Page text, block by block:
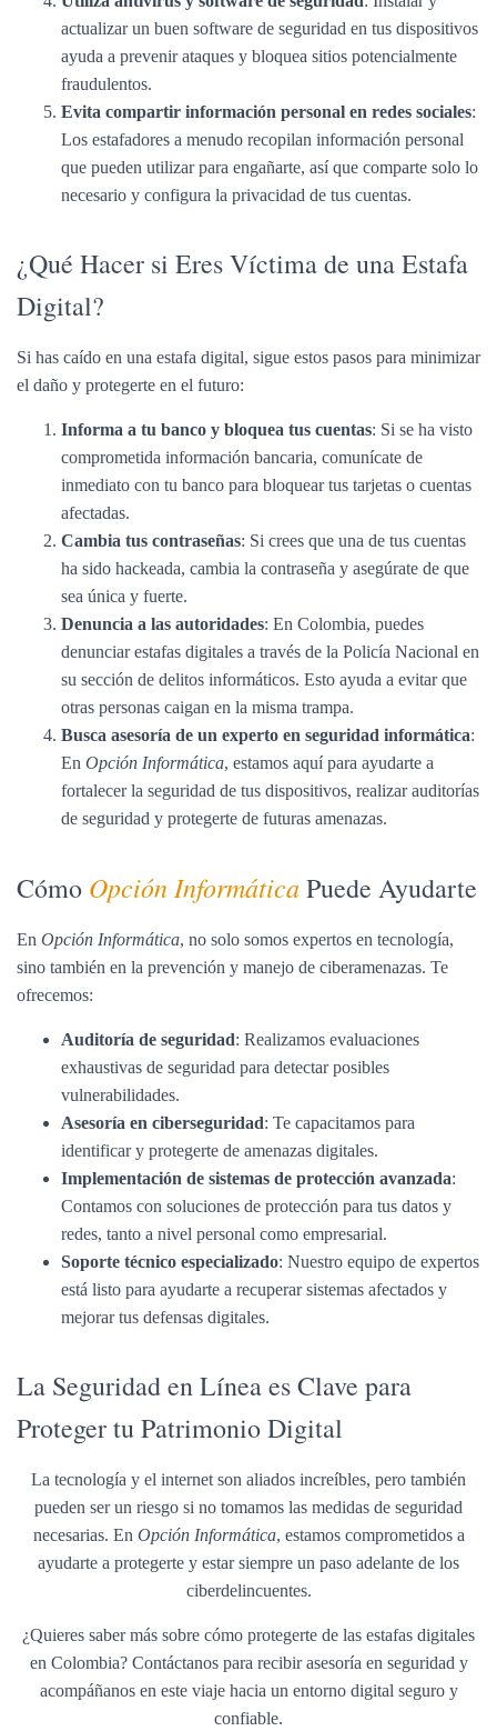
actualizar un buen software de seguridad en tus dispositivos
ayuda a prevenir ataques y bloquea sitios potencialmente
fraudulentos.
Evita compartir información personal en redes sociales:
Los estafadores a menudo recopilan información personal
que pueden utilizar para engañarte, así que comparte solo lo
necesario y configura la privacidad de tus cuentas.
¿Qué Hacer si Eres Víctima de una Estafa
Digital?
Si has caído en una estafa digital, sigue estos pasos para minimizar
el daño y protegerte en el futuro:
Informa a tu banco y bloquea tus cuentas: Si se ha visto
comprometida información bancaria, comunícate de
inmediato con tu banco para bloquear tus tarjetas o cuentas
afectadas.
Cambia tus contraseñas: Si crees que una de tus cuentas
ha sido hackeada, cambia la contraseña y asegúrate de que
sea única y fuerte.
Denuncia a las autoridades: En Colombia, puedes
denunciar estafas digitales a través de la Policía Nacional en
su sección de delitos informáticos. Esto ayuda a evitar que
otras personas caigan en la misma trampa.
Busca asesoría de un experto en seguridad informática:
En Opción Informática, estamos aquí para ayudarte a
fortalecer la seguridad de tus dispositivos, realizar auditorías
de seguridad y protegerte de futuras amenazas.
Cómo Opción InformáticaPuede Ayudarte
En Opción Informática, no solo somos expertos en tecnología,
sino también en la prevención y manejo de ciberamenazas. Te
ofrecemos:
Auditoría de seguridad: Realizamos evaluaciones
exhaustivas de seguridad para detectar posibles
vulnerabilidades.
Asesoría en ciberseguridad: Te capacitamos para
identificar y protegerte de amenazas digitales.
Implementación de sistemas de protección avanzada:
Contamos con soluciones de protección para tus datos y
redes, tanto a nivel personal como empresarial.
Soporte técnico especializado: Nuestro equipo de expertos
está listo para ayudarte a recuperar sistemas afectados y
mejorar tus defensas digitales.
La Seguridad en Línea es Clave para
Proteger tu Patrimonio Digital
La tecnología y el internet son aliados increíbles, pero también
pueden ser un riesgo si no tomamos las medidas de seguridad
necesarias. En Opción Informática, estamos comprometidos a
ayudarte a protegerte y estar siempre un paso adelante de los
ciberdelincuentes.
¿Quieres saber más sobre cómo protegerte de las estafas digitales
en Colombia? Contáctanos para recibir asesoría en seguridad y
acompáñanos en este viaje hacia un entorno digital seguro y
confiable.